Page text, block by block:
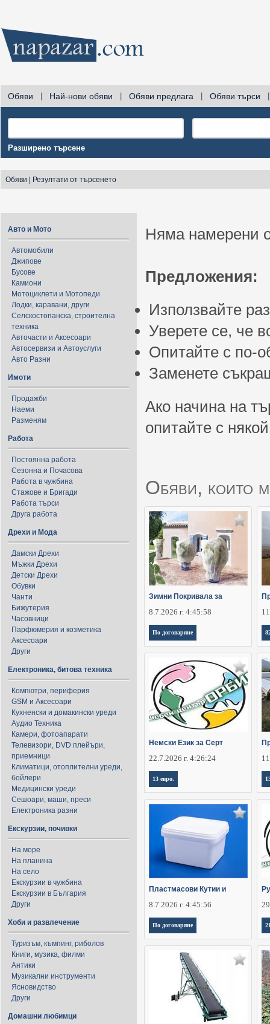
Обяви Най-нови обяви Обяви предлага Обяви търси
Разширено търсене
Обяви Резултати от търсенето
Авто и Мото
Автомобили
Джипове
Бусове
Камиони
Мотоциклети и Мотопеди
Лодки, каравани, други
Селскостопанска, строителна
техника
Авточасти и Аксесоари
Автосервизи и Автоуслуги
Авто Разни
Имоти
Продажби
Наеми
Разменям
Работа
Постоянна работа
Сезонна и Почасова
Работа в чужбина
Стажове и Бригади
Работа търси
Друга работа
Дрехи и Мода
Дамски Дрехи
Мъжки Дрехи
Детски Дрехи
Обувки
Чанти
Бижутерия
Часовници
Парфюмерия и козметика
Аксесоари
Други
Електроника, битова техника
Компютри, периферия
GSM и Аксесоари
Кухненски и домакински уреди
Аудио Техника
Камери, фотоапарати
Телевизори, DVD плейъри,
приемници
Климатици, отоплителни уреди,
бойлери
Медицински уреди
Сешоари, маши, преси
Електроника разни
Екскурзии, почивки
На море
На планина
На село
Екскурзии в чужбина
Екскурзии в България
Други
Хоби и развлечение
Туризъм, къмпинг, риболов
Книги, музика, филми
Антики
Музикални инструменти
Ясновидство
Други
Домашни любимци
Няма намерени
Предложения:
Използвайте
Уверете се, че
Опитайте с по-
Заменете
Ако начина на
опитайте с
Обяви, които
Зимни Покривала за
8.7.2026 г. 4:45:58
По договаряне
Немски Език за Серт
22.7.2026 г. 4:26:24
13 евро.
Пластмасови Кутии и
8.7.2026 г. 4:45:56
По договаряне